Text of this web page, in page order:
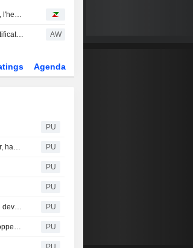
Défense : après la ruée vers le secteur, l'heure des choix
Boeing: le 737 MAX 7 décroche sa certification après sept ans de retard AW
Agenda
PU
Safran : The Arriel 2K, the engine powering the Leonardo AW09 helicopter, has received its EASA certification PU
PU
PU
Safran : and Aura Aero are strengthening their strategic partnership for the development of the turbogenerators that will power the ERA hybrid electric regional aircraft PU
Safran : et Aura Aero renforcent leur partenariat stratégique pour le développement des turbogénératrices qui équiperont l’avion régional hybride-électrique ERA PU